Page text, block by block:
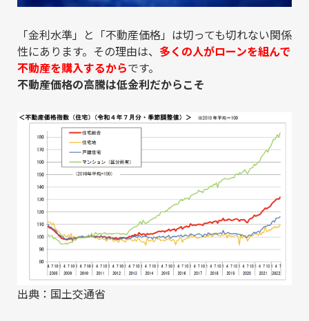
「金利水準」と「不動産価格」は切っても切れない関係
性にあります。その理由は、 多くの人がローンを組んで
不動産を購入するからです。
不動産価格の高騰は低金利だからこそ
出典：国土交通省